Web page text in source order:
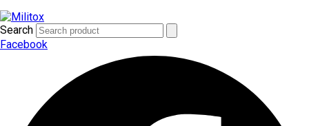
Search
Facebook